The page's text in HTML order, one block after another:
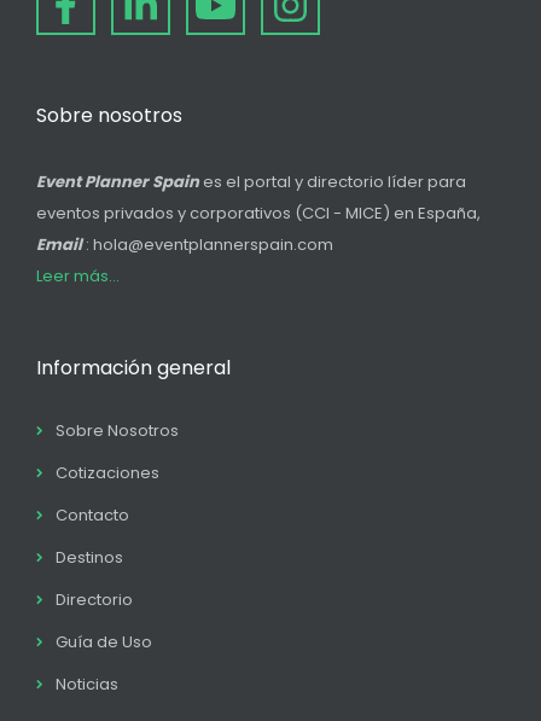
Sobre nosotros
Event Planner Spain es el portal y directorio líder para
eventos privados y corporativos (CCI - MICE) en España,
Email: hola@eventplannerspain.com
Leer más...
Información general
Sobre Nosotros
Cotizaciones
Contacto
Destinos
Directorio
Guía de Uso
Noticias